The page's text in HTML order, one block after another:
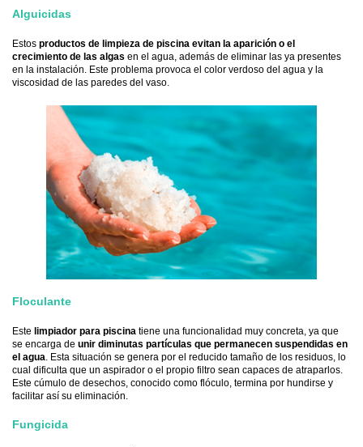
Alguicidas
Estos productos de limpieza de piscina evitan la aparición o el
crecimiento de las algas en el agua, además de eliminar las ya presentes
en la instalación. Este problema provoca el color verdoso del agua y la
viscosidad de las paredes del vaso.
Floculante
Este limpiador para piscina tiene una funcionalidad muy concreta, ya que
se encarga de unir diminutas partículas que permanecen suspendidas en
el agua . Esta situación se genera por el reducido tamaño de los residuos, lo
cual dificulta que un aspirador o el propio filtro sean capaces de atraparlos.
Este cúmulo de desechos, conocido como flóculo, termina por hundirse y
facilitar así su eliminación.
Fungicida